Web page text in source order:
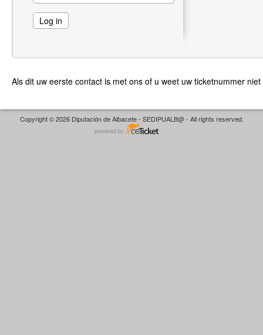
Als dit uw eerste contact is met ons of u weet uw ticketnummer
Copyright © 2026 Diputación de Albacete - SEDIPUALB@ - All rights reserved.